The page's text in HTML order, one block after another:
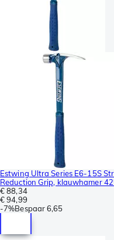
Estwing Ultra Series E6-15S
Reduction Grip, klauwhamer
€ 88,34
€ 94,99
-7%Bespaar6,65